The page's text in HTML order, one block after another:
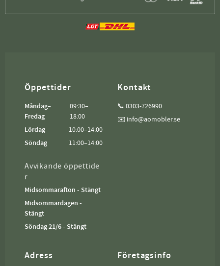
Öppettider
Måndag–
Fredag
09:30–
18:00
Lördag
10:00–14:00
Söndag
11:00–14:00
Avvikande öppettide
r
Midsommarafton - Stängt
Midsommardagen -
Stängt
Söndag 21/6 - Stängt
Kontakt
📞 0303-726990
✉️ info@aomobler.se
Adress Företagsinfo